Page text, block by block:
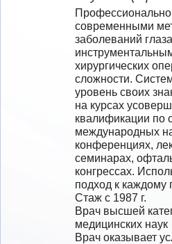
современными
заболеваний
хирургических
сложности.
уровень своих
на курсах
квалификации по
международных
конференциях,
семинарах,
конгрессах.
подход к каждому
Стаж с 1987 г.
Врач высшей
медицинских наук
Врач оказывает